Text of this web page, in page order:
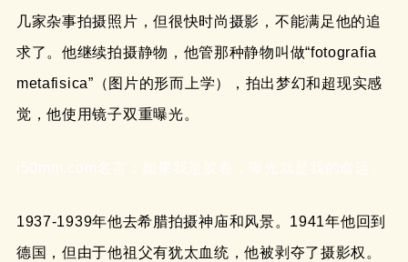
几家杂事拍摄照片，但很快时尚摄影，不能满足他的追
求了。他继续拍摄静物，他管那种静物叫做“fotografia
metafisica”（图片的形而上学），拍出梦幻和超现实感
觉，他使用镜子双重曝光。
1937-1939年他去希腊拍摄神庙和风景。1941年他回到
德国，但由于他祖父有犹太血统，他被剥夺了摄影权。